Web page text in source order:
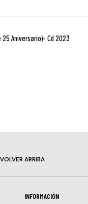
25 Aniversario)- Cd 2023
VOLVER ARRIBA
INFORMACIÓN